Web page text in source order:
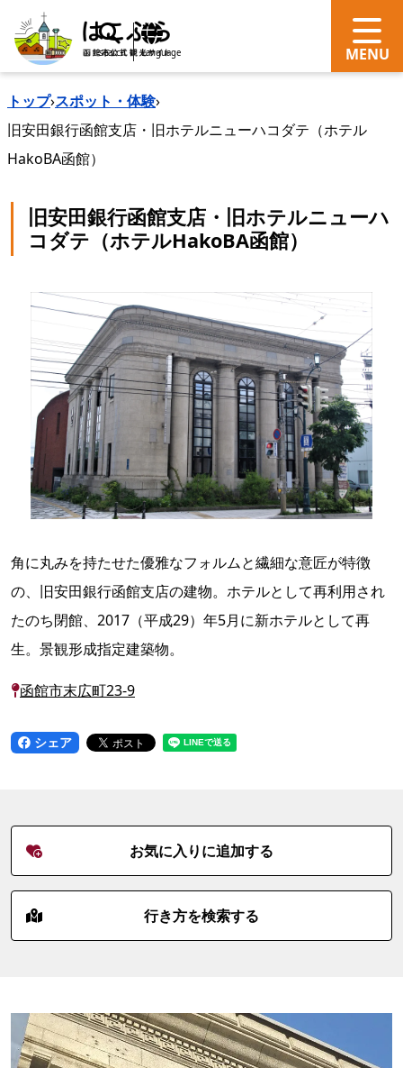
search Language
トップ›スポット・体験›
旧安田銀行函館支店・旧ホテルニューハコダテ（ホテル
HakoBA函館）
旧安田銀行函館支店・旧ホテルニューハ
コダテ（ホテルHakoBA函館）
角に丸みを持たせた優雅なフォルムと繊細な意匠が特徴
の、旧安田銀行函館支店の建物。ホテルとして再利用され
たのち閉館、2017（平成29）年5月に新ホテルとして再
生。景観形成指定建築物。
函館市末広町23-9
シェア
お気に入りに追加する
行き方を検索する